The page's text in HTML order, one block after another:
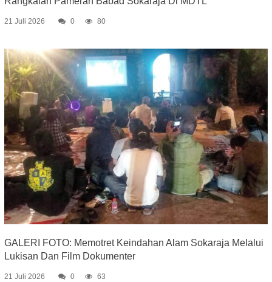
21 Juli 2026 0 80
GALERI FOTO: Memotret Keindahan Alam Sokaraja Melalui
Lukisan Dan Film Dokumenter
21 Juli 2026 0 63